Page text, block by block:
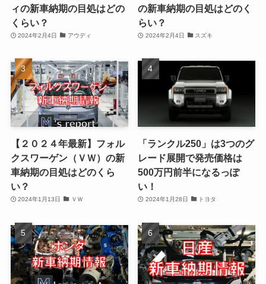
ィの新車納期の目処はどの
くらい？
2024年2月4日 アウディ
の新車納期の目処はどのく
らい？
2024年2月4日 スズキ
【２０２４年最新】フォル
クスワーゲン（ＶＷ）の新
車納期の目処はどのくら
い？
2024年1月13日 ＶＷ
「ランクル250」は3つのグ
レード展開で発売価格は
500万円前半になるっぽ
い！
2024年1月28日 トヨタ